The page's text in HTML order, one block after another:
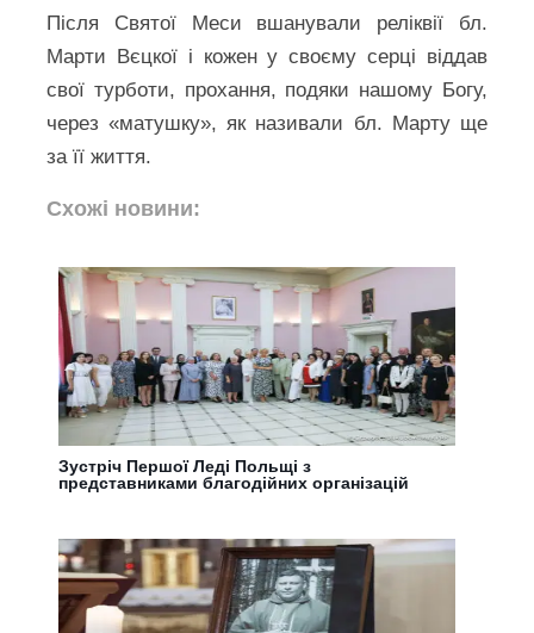
Після Святої Меси вшанували реліквії бл.
Марти Вєцкої і кожен у своєму серці віддав
свої турботи, прохання, подяки нашому Богу,
через «матушку», як називали бл. Марту ще
за її життя.
Схожі новини:
Зустріч Першої Леді Польщі з
представниками благодійних організацій